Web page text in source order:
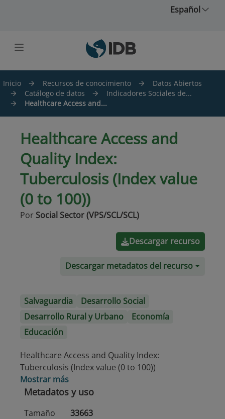
Español
Inicio Recursos de conocimiento
Datos Abiertos
Catálogo de datos
Indicadores Sociales de...
Healthcare Access and...
Healthcare Access and
Quality Index:
Tuberculosis (Index value
(0 to 100))
Por Social Sector (VPS/SCL/SCL)
Descargar recurso
Descargar metadatos del recurso
Salvaguardia
Desarrollo Social
Desarrollo Rural y Urbano
Economía
Educación
Healthcare Access and Quality Index:
Tuberculosis (Index value (0 to 100))
Mostrar más
Metadatos y uso
Tamaño
33663